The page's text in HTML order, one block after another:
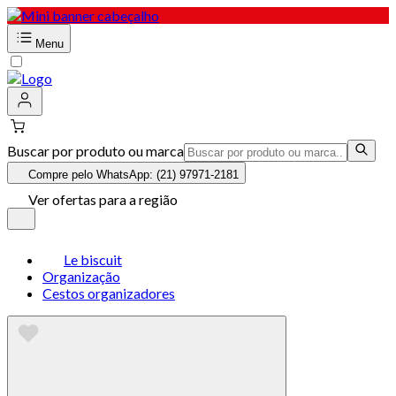
Menu
Buscar por produto ou marca
Compre pelo WhatsApp: (21) 97971-2181
Ver ofertas para a região
Le biscuit
Organização
Cestos organizadores